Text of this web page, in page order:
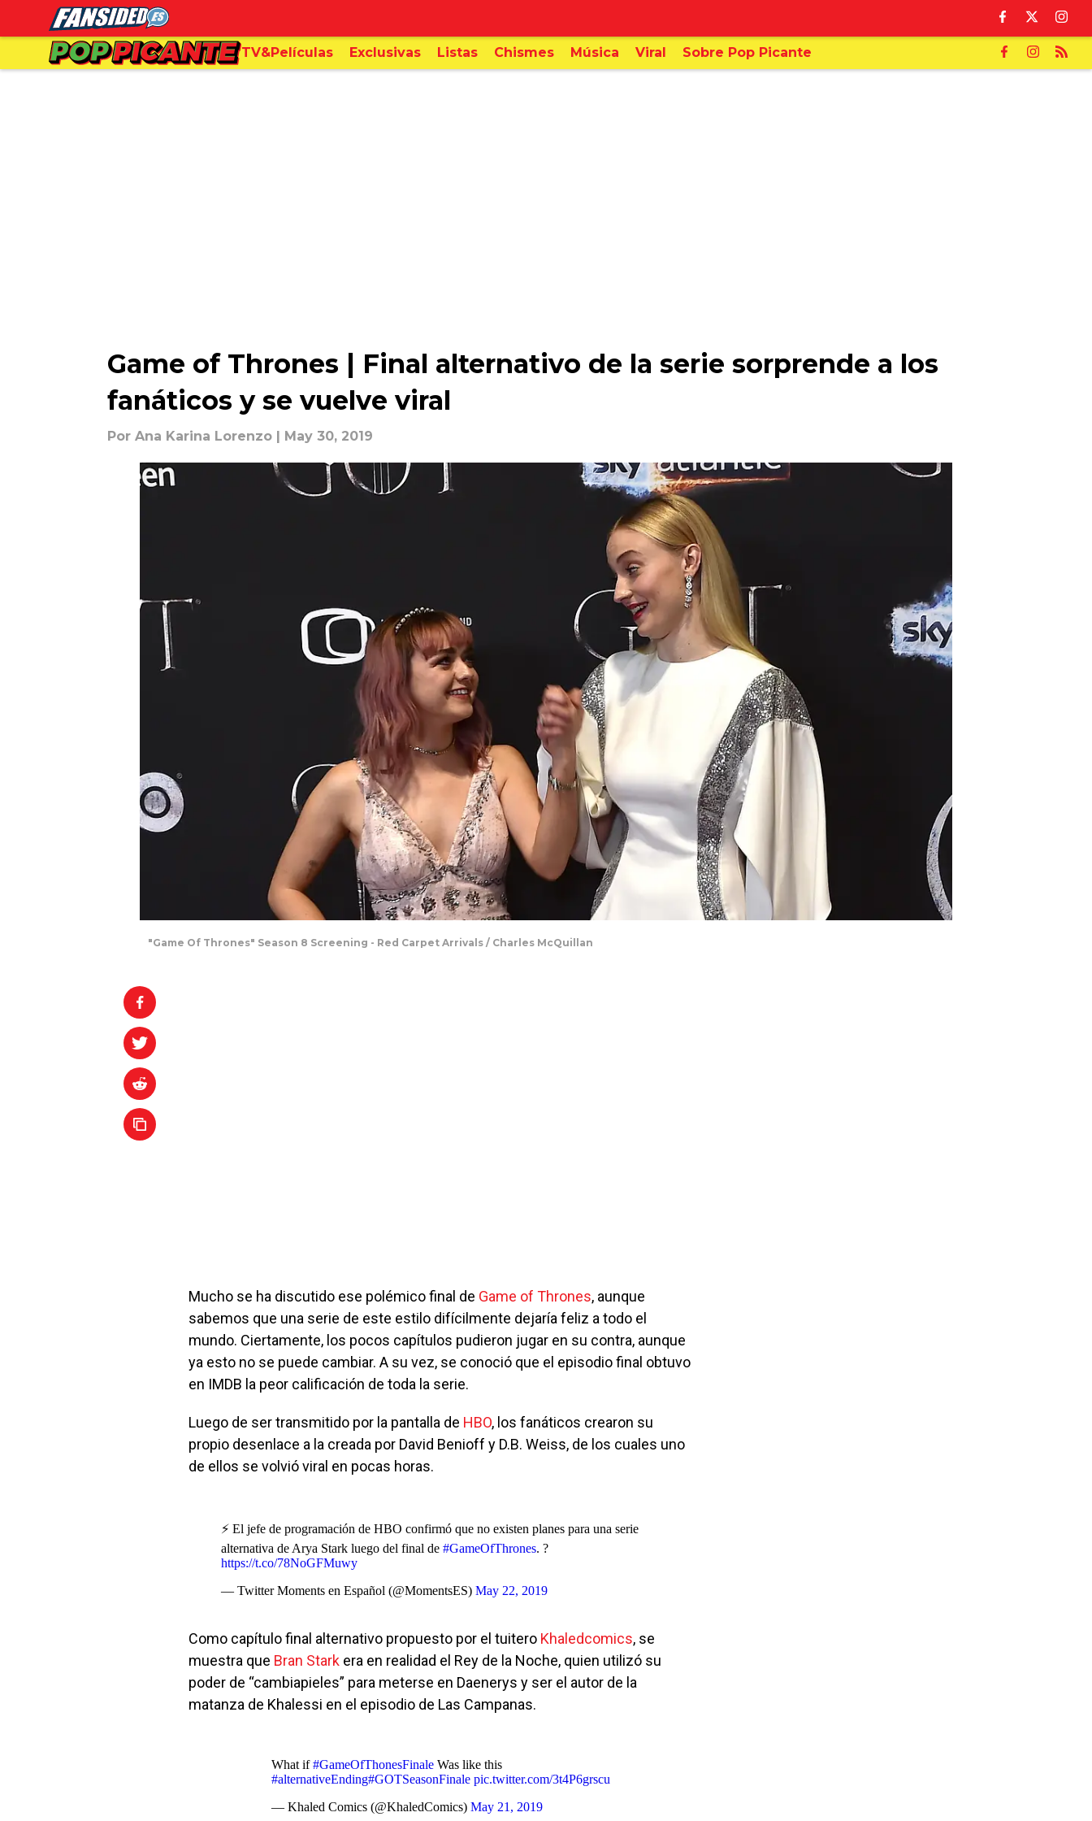
TV&Películas Exclusivas Listas Chismes Música Viral Sobre Pop Picante
Game of Thrones | Final alternativo de la serie sorprende a los
fanáticos y se vuelve viral
Por Ana Karina Lorenzo | May 30, 2019
"Game Of Thrones" Season 8 Screening - Red Carpet Arrivals / Charles McQuillan
Mucho se ha discutido ese polémico final de Game of Thrones, aunque
sabemos que una serie de este estilo difícilmente dejaría feliz a todo el
mundo. Ciertamente, los pocos capítulos pudieron jugar en su contra, aunque
ya esto no se puede cambiar. A su vez, se conoció que el episodio final obtuvo
en IMDB la peor calificación de toda la serie.
Luego de ser transmitido por la pantalla de HBO, los fanáticos crearon su
propio desenlace a la creada por David Benioff y D.B. Weiss, de los cuales uno
de ellos se volvió viral en pocas horas.
⚡️ El jefe de programación de HBO confirmó que no existen planes para una serie
alternativa de Arya Stark luego del final de #GameOfThrones. ?
https://t.co/78NoGFMuwy
— Twitter Moments en Español (@MomentsES) May 22, 2019
Como capítulo final alternativo propuesto por el tuitero Khaledcomics, se
muestra que Bran Stark era en realidad el Rey de la Noche, quien utilizó su
poder de “cambiapieles” para meterse en Daenerys y ser el autor de la
matanza de Khalessi en el episodio de Las Campanas.
What if#GameOfThonesFinaleWas like this
#alternativeEnding#GOTSeasonFinale pic.twitter.com/3t4P6grscu
— Khaled Comics (@KhaledComics) May 21, 2019